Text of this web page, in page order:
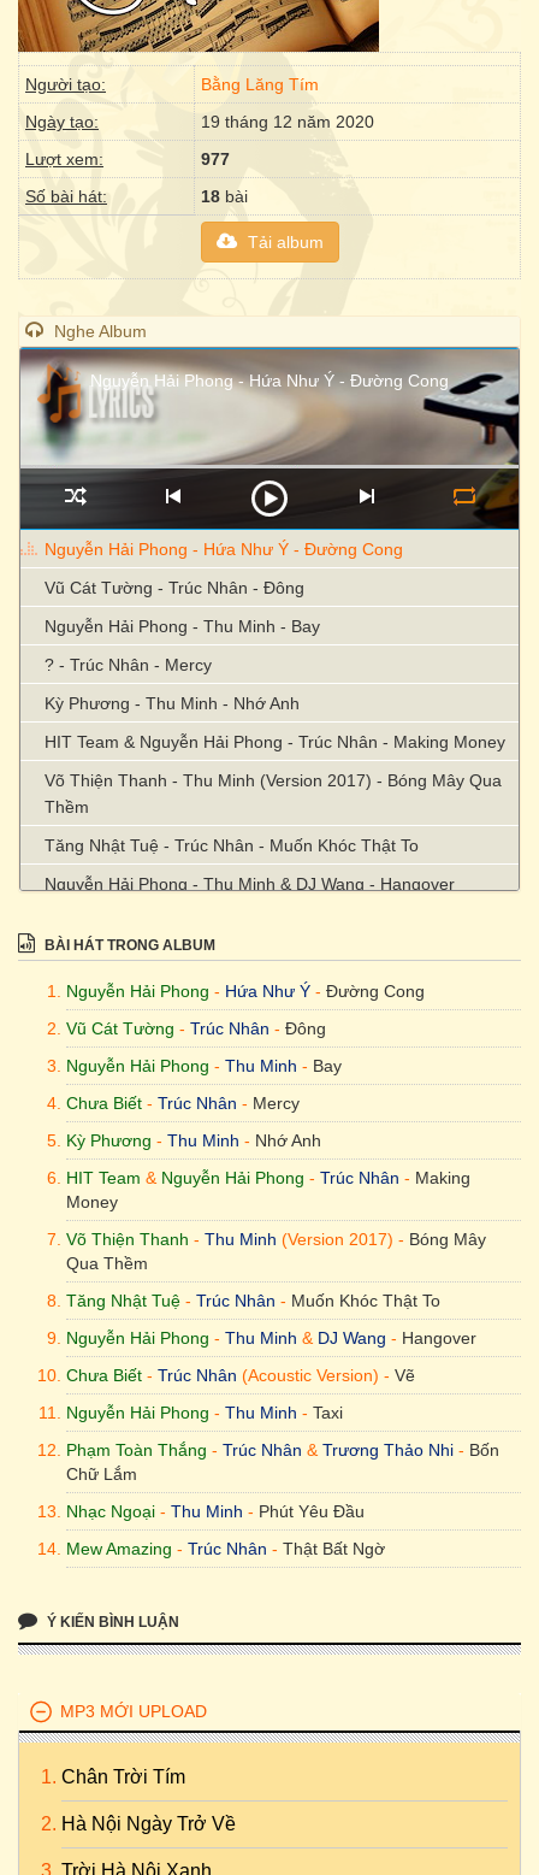
Người tạo:
Bằng Lăng Tím
Ngày tạo:
19 tháng 12 năm 2020
Lượt xem:
977
Số bài hát:
18 bài
Tải album
Nghe Album
Nguyễn Hải Phong - Hứa Như Ý - Đường Cong
Nguyễn Hải Phong - Hứa Như Ý - Đường Cong
Vũ Cát Tường - Trúc Nhân - Đông
Nguyễn Hải Phong - Thu Minh - Bay
? - Trúc Nhân - Mercy
Kỳ Phương - Thu Minh - Nhớ Anh
HIT Team & Nguyễn Hải Phong - Trúc Nhân - Making Money
Võ Thiện Thanh - Thu Minh (Version 2017) - Bóng Mây Qua
Thềm
Tăng Nhật Tuệ - Trúc Nhân - Muốn Khóc Thật To
Nguyễn Hải Phong - Thu Minh & DJ Wang - Hangover
Nguyễn Hải Phong - Thu Minh - Taxi
Phạm Toàn Thắng - Trúc Nhân & Trương Thảo Nhi - Bốn Chữ
Lắm
Nhạc Ngoại - Thu Minh - Phút Yêu Đầu
Mew Amazing - Trúc Nhân - Thật Bất Ngờ
Võ Thiện Thanh - Thu Minh - Chuông Gió
Trang Pháp - Thu Minh - Goodbye
Nguyễn Hải Phong - Trúc Nhân - Ngồi Hát Đỡ Buồn
Dương Khắc Linh & Trang Pháp - Thu Minh - Cô Ấy Sẽ Không
Yêu Anh Như Em
BÀI HÁT TRONG ALBUM
Nguyễn Hải Phong - Hứa Như Ý - Đường Cong
Vũ Cát Tường - Trúc Nhân - Đông
Nguyễn Hải Phong - Thu Minh - Bay
Chưa Biết - Trúc Nhân - Mercy
Kỳ Phương - Thu Minh - Nhớ Anh
HIT Team & Nguyễn Hải Phong - Trúc Nhân - Making
Money
Võ Thiện Thanh - Thu Minh (Version 2017) - Bóng Mây
Qua Thềm
Tăng Nhật Tuệ - Trúc Nhân - Muốn Khóc Thật To
Nguyễn Hải Phong - Thu Minh & DJ Wang - Hangover
Chưa Biết - Trúc Nhân (Acoustic Version) - Vẽ
Nguyễn Hải Phong - Thu Minh - Taxi
Phạm Toàn Thắng - Trúc Nhân & Trương Thảo Nhi - Bốn
Chữ Lắm
Nhạc Ngoại - Thu Minh - Phút Yêu Đầu
Mew Amazing - Trúc Nhân - Thật Bất Ngờ
Trang Pháp-Thu Minh
Nguyễn Hải Phong-Trúc Nhân-Ngồi Hát Đỡ Buồn
Dương Khắc Linh
Không Yêu Anh Như Em
Ý KIẾN BÌNH LUẬN
MP3 MỚI UPLOAD
Chân Trời Tím
Hà Nội Ngày Trở Về
Trời Hà Nội Xanh